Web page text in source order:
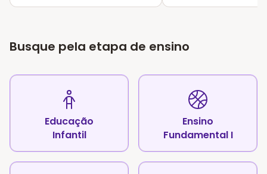
Busque pela etapa de ensino
Educação
Infantil
Ensino
Fundamental I